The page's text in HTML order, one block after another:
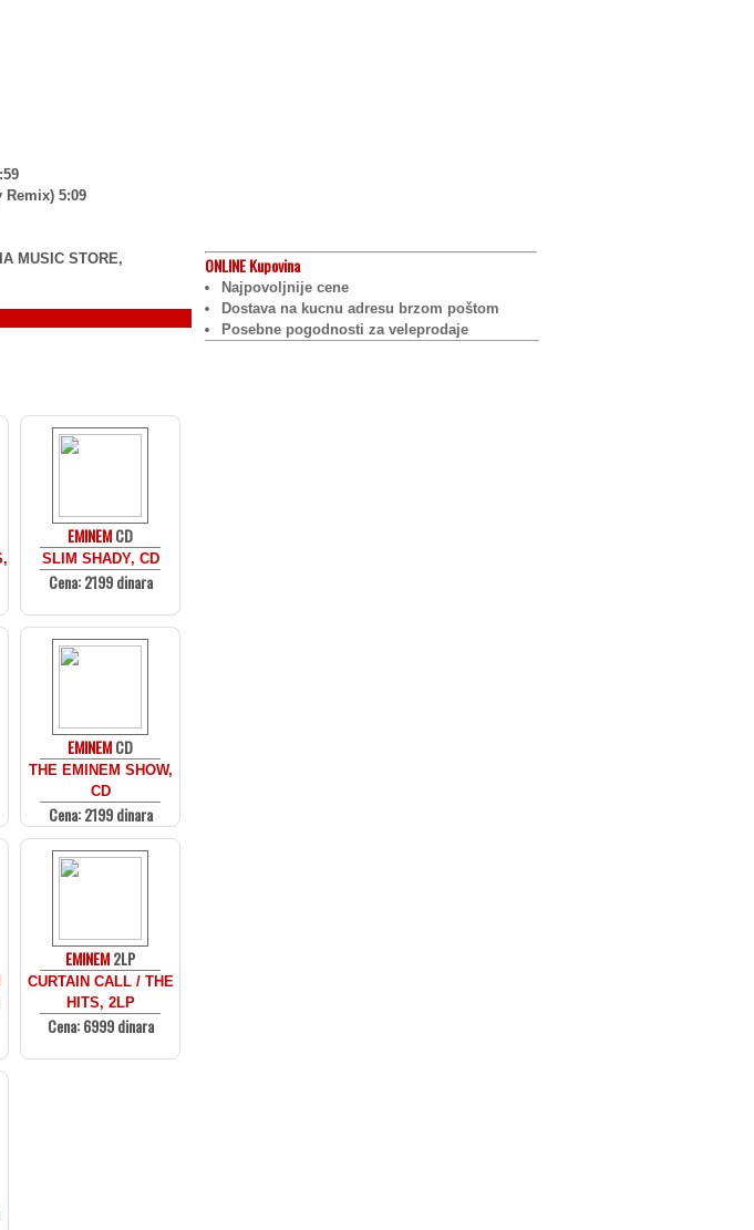
Remix) 5:09
MUSIC STORE,
EMINEMCD
SLIM SHADY, CD
Cena: 2199 dinara
EMINEMCD
THE EMINEM SHOW,
CD
Cena: 2199 dinara
EMINEM2LP
CURTAIN CALL / THE
HITS, 2LP
Cena: 6999 dinara
ONLINEKupovina
Najpovoljnije cene
Dostava na kucnu adresu brzom poštom
Posebne pogodnosti za veleprodaje